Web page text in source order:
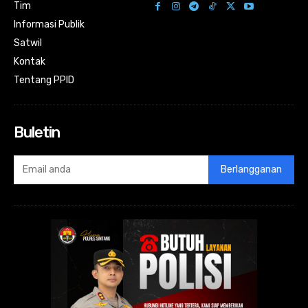
Tim
Informasi Publik
Satwil
Kontak
Tentang PPID
Buletin
Berlangganan